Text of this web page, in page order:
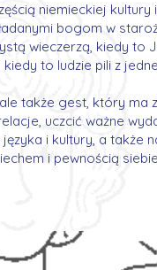
niemieckiej
bogom w
wieczerzą, kiedy to
to ludzie pili z
także gest, który ma
uczcić ważne
i kultury, a
i pewnością